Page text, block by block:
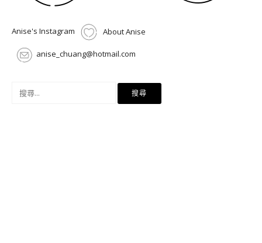
Anise's Instagram About Anise
anise_chuang@hotmail.com